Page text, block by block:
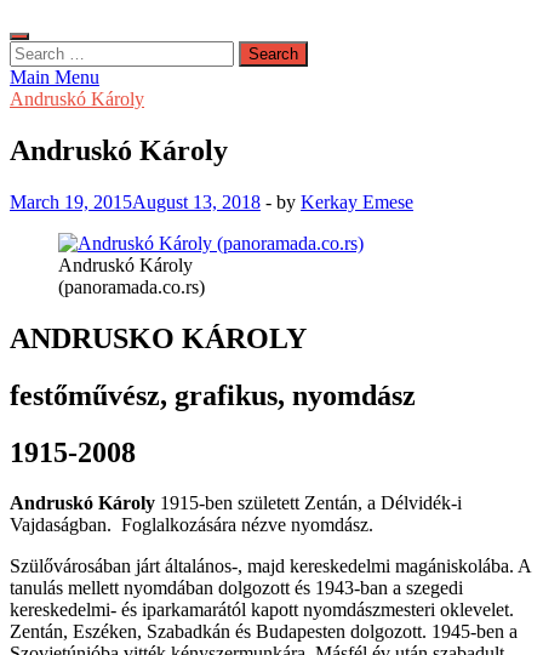
Search
for:
Main Menu
Andruskó Károly
Andruskó Károly
March 19, 2015August 13, 2018 - by Kerkay Emese
Andruskó Károly
(panoramada.co.rs)
ANDRUSKO KÁROLY
festőművész, grafikus, nyomdász
1915-2008
Andruskó Károly 1915-ben született Zentán, a Délvidék-i
Vajdaságban. Foglalkozására nézve nyomdász.
Szülővárosában járt általános-, majd kereskedelmi magániskolába. A
tanulás mellett nyomdában dolgozott és 1943-ban a szegedi
kereskedelmi- és iparkamarától kapott nyomdászmesteri oklevelet.
Zentán, Eszéken, Szabadkán és Budapesten dolgozott. 1945-ben a